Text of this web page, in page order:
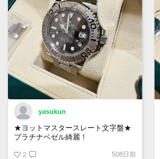
yasukun
★ヨットマスタースレート文字盤★
プラチナベゼル綺麗！
2 508日前